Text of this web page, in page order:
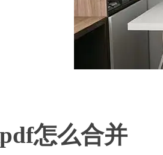
pdf怎么合并